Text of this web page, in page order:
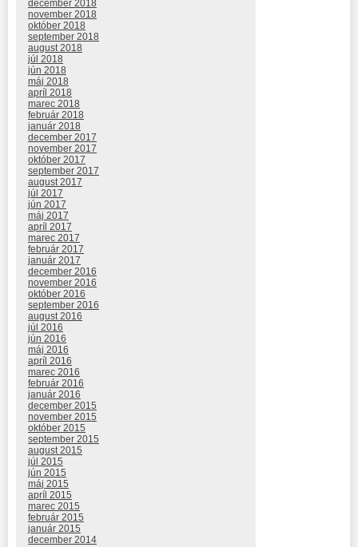
december 2018
november 2018
október 2018
september 2018
august 2018
júl 2018
jún 2018
máj 2018
apríl 2018
marec 2018
február 2018
január 2018
december 2017
november 2017
október 2017
september 2017
august 2017
júl 2017
jún 2017
máj 2017
apríl 2017
marec 2017
február 2017
január 2017
december 2016
november 2016
október 2016
september 2016
august 2016
júl 2016
jún 2016
máj 2016
apríl 2016
marec 2016
február 2016
január 2016
december 2015
november 2015
október 2015
september 2015
august 2015
júl 2015
jún 2015
máj 2015
apríl 2015
marec 2015
február 2015
január 2015
december 2014